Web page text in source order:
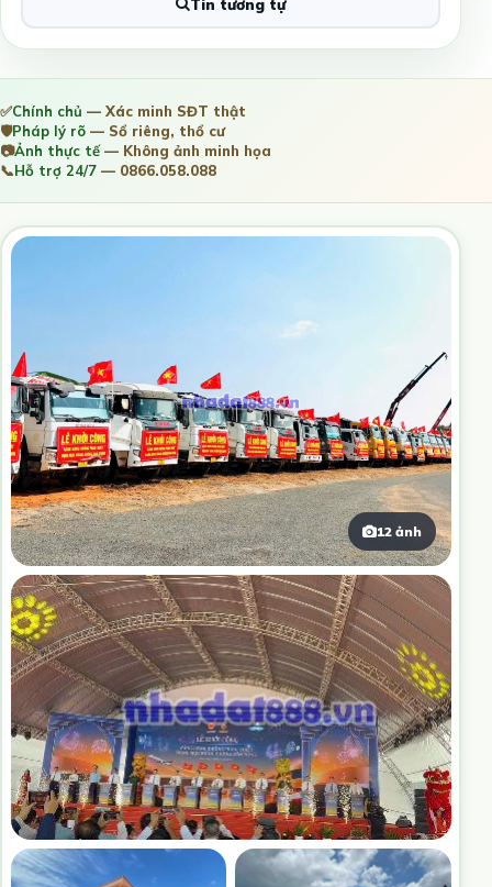
✅Chính chủ — Xác minh SĐT thật
🛡️Pháp lý rõ — Sổ riêng, thổ cư
📷Ảnh thực tế— Không ảnh minh họa
📞Hỗ trợ 24/7 — 0866.058.088
12 ảnh